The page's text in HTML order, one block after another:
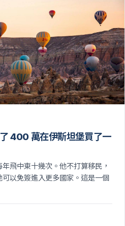
400 萬在伊斯坦堡買了一
飛中東十幾次。他不打算移民，
以免簽進入更多國家。這是一個